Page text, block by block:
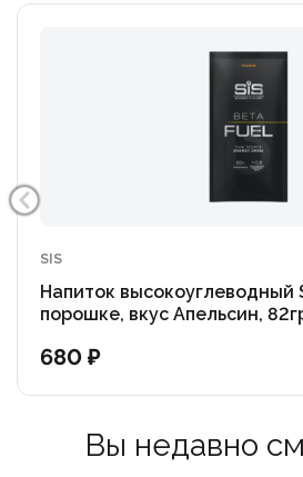
SIS
Напиток высокоуглеводный
порошке, вкус Апельсин,
680 ₽
Вы недавно